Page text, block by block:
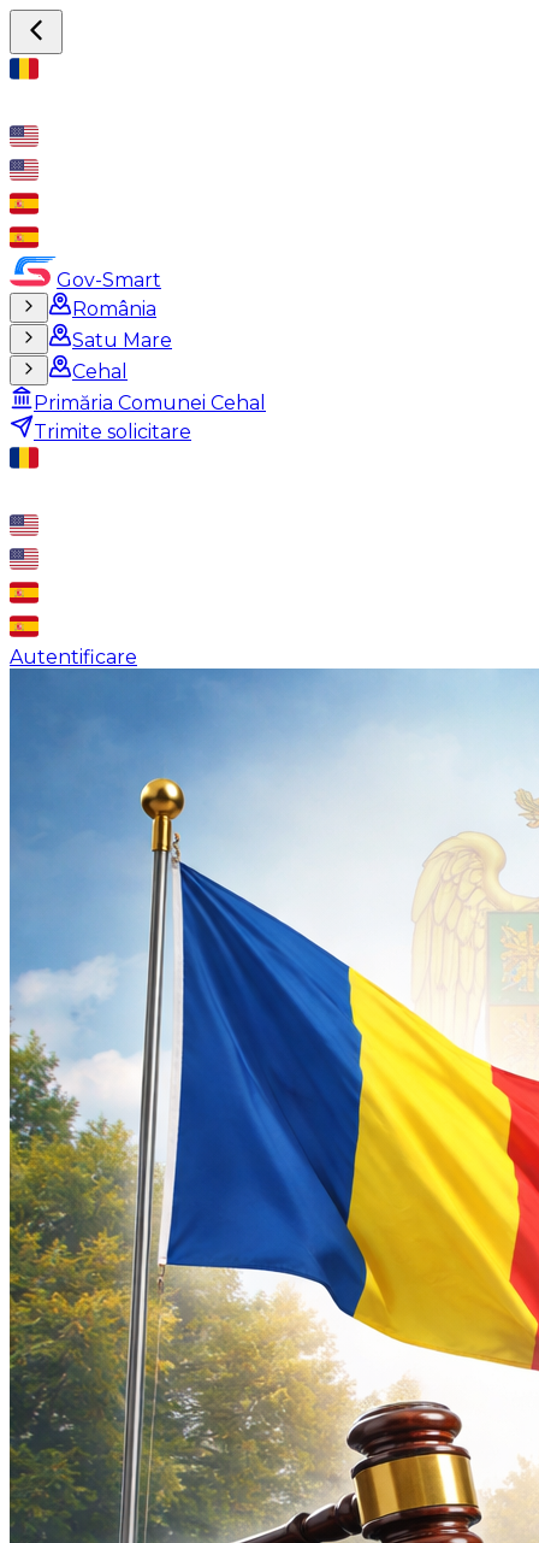
Gov-Smart
România
Satu Mare
Cehal
Primăria Comunei Cehal
Trimite solicitare
Autentificare